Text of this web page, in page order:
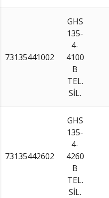
73135441002
GHS
135-
4-
4100
B
TEL.
SİL.
73135442602
GHS
135-
4-
4260
B
TEL.
SİL.